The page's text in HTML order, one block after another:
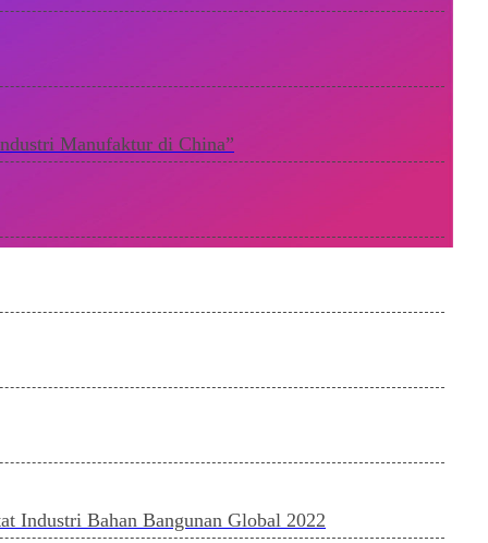
Manufaktur di China”
Industri Bahan Bangunan Global 2022